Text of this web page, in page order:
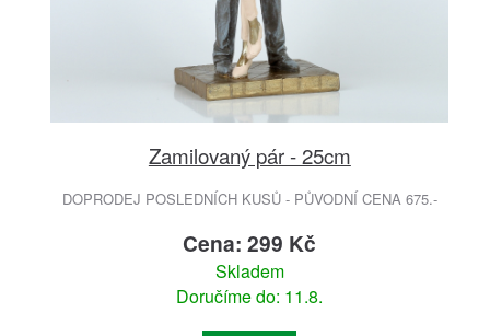
Zamilovaný pár - 25cm
DOPRODEJ POSLEDNÍCH KUSŮ - PŮVODNÍ CENA 675.-
Cena: 299 Kč
Skladem
Doručíme do: 11.8.